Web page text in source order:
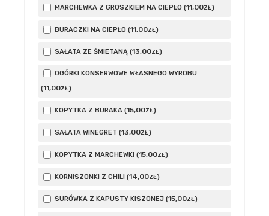
MARCHEWKA Z GROSZKIEM NA CIEPŁO (11,00ZŁ)
BURACZKI NA CIEPŁO (11,00ZŁ)
SAŁATA ZE ŚMIETANĄ (13,00ZŁ)
OGÓRKI KONSERWOWE WŁASNEGO WYROBU
(11,00ZŁ)
KOPYTKA Z BURAKA (15,00ZŁ)
SAŁATA WINEGRET (13,00ZŁ)
KOPYTKA Z MARCHEWKI (15,00ZŁ)
KORNISZONKI Z CHILI (14,00ZŁ)
SURÓWKA Z KAPUSTY KISZONEJ (15,00ZŁ)